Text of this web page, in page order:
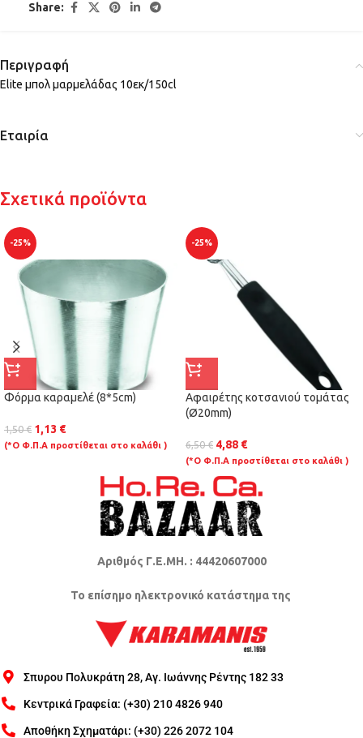
Share:
Περιγραφή
Elite μπολ μαρμελάδας 10εκ/150cl
Εταιρία
Σχετικά προϊόντα
-25%
Φόρμα καραμελέ (8*5cm)
1,50€ 1,13 €
(*Ο Φ.Π.Α προστίθεται στο καλάθι )
-25%
Αφαιρέτης κοτσανιού τομάτας
(Ø20mm)
6,50€ 4,88 €
(*Ο Φ.Π.Α προστίθεται στο καλάθι )
Αριθμός Γ.Ε.ΜΗ. : 44420607000
Το επίσημο ηλεκτρονικό κατάστημα της
Σπυρου Πολυκράτη 28, Αγ. Ιωάννης Ρέντης 182 33
Κεντρικά Γραφεία: (+30) 210 4826 940
Αποθήκη Σχηματάρι: (+30) 226 2072 104